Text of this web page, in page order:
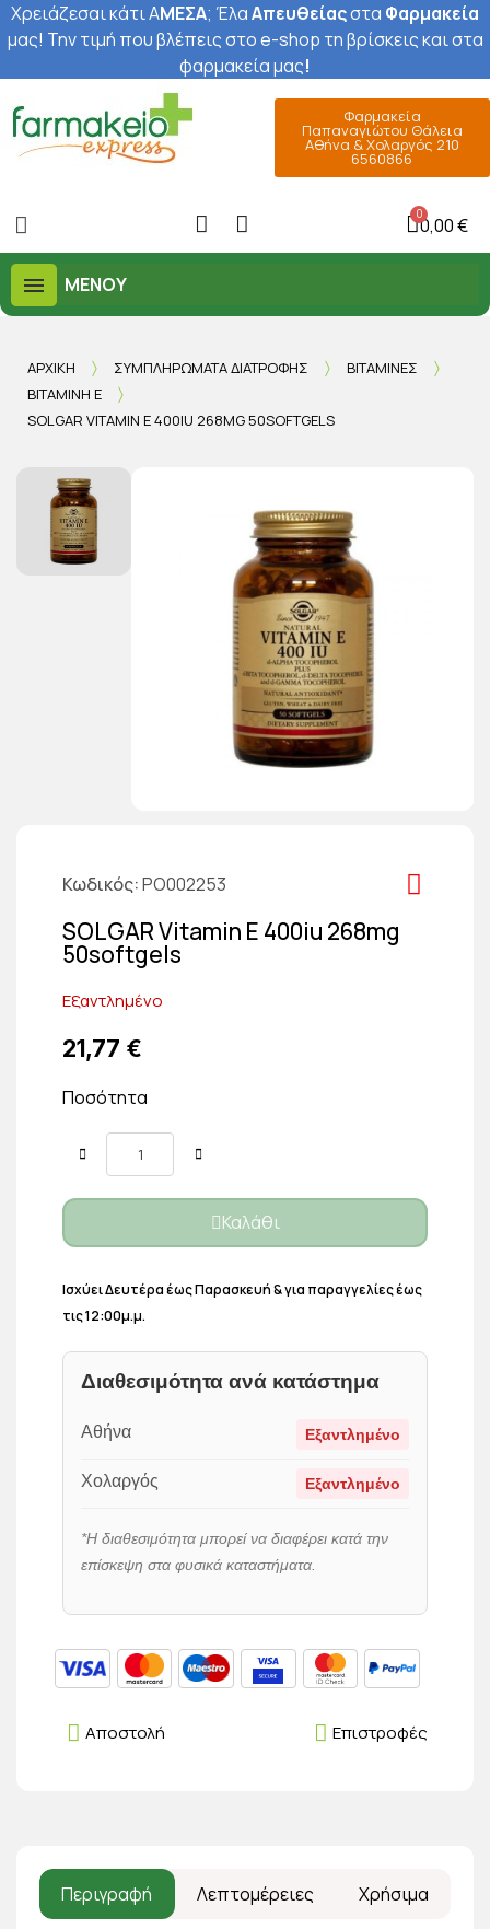
Χρειάζεσαι κάτι ΑΜΕΣΑ; ΈλαΑπευθείαςστα Φαρμακεία
μας! Την τιμή που βλέπεις στο e-shop τη βρίσκεις και στα
φαρμακεία μας!
Φαρμακεία
Παπαναγιώτου Θάλεια
Αθήνα & Χολαργός 210
6560866
0,00 €
ΜΕΝΟΎ
ΑΡΧΙΚΉ ΣΥΜΠΛΗΡΏΜΑΤΑ ΔΙΑΤΡΟΦΉΣ
ΒΙΤΑΜΊΝΕΣ
ΒΙΤΑΜΊΝΗ Ε
SOLGAR VITAMIN E 400IU 268MG 50SOFTGELS
Κωδικός PO002253
SOLGAR Vitamin E 400iu 268mg
50softgels
Εξαντλημένο
21,77 €
Ποσότητα
Καλάθι
Ισχύει Δευτέρα έως Παρασκευή & για παραγγελίες έως
τις 12:00μ.μ.
Διαθεσιμότητα ανά κατάστημα
Αθήνα Εξαντλημένο
Χολαργός Εξαντλημένο
*Η διαθεσιμότητα μπορεί να διαφέρει κατά την
επίσκεψη στα φυσικά καταστήματα.
Επιστροφές
Αποστολή
Περιγραφή Λεπτομέρειες Χρήσιμα